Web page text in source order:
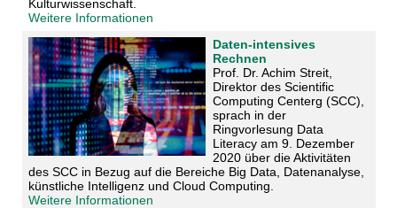
Kulturwissenschaft.
Weitere Informationen
Daten-intensives
Rechnen
Prof. Dr. Achim Streit,
Direktor des Scientific
Computing Centerg (SCC),
sprach in der
Ringvorlesung Data
Literacy am 9. Dezember
2020 über die Aktivitäten
des SCC in Bezug auf die Bereiche Big Data, Datenanalyse,
künstliche Intelligenz und Cloud Computing.
Weitere Informationen